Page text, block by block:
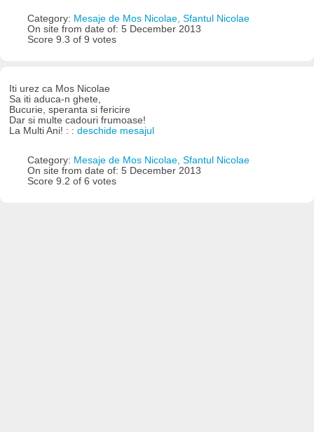
Category: Mesaje de Mos Nicolae, Sfantul Nicolae
On site from date of: 5 December 2013
Score 9.3 of 9 votes
Iti urez ca Mos Nicolae
Sa iti aduca-n ghete,
Bucurie, speranta si fericire
Dar si multe cadouri frumoase!
La Multi Ani! : :deschide mesajul
Category: Mesaje de Mos Nicolae, Sfantul Nicolae
On site from date of: 5 December 2013
Score 9.2 of 6 votes